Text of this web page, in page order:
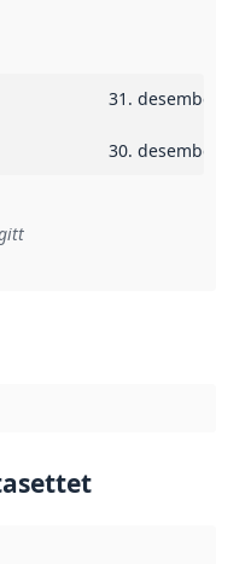
31. desember
30. desember
implementeringsregel eller